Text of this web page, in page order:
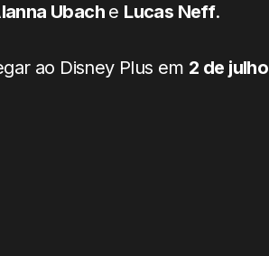
Ubach e Lucas Neff.
ao Disney Plus em 2 de julho